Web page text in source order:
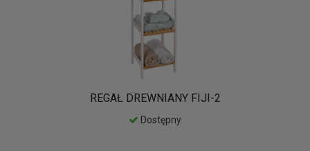
REGAŁ DREWNIANY FIJI-2
Dostępny